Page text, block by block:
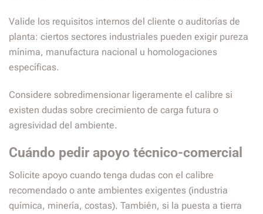
Valide los requisitos internos del cliente o auditorías de
planta: ciertos sectores industriales pueden exigir pureza
mínima, manufactura nacional u homologaciones
específicas.
Considere sobredimensionar ligeramente el calibre si
existen dudas sobre crecimiento de carga futura o
agresividad del ambiente.
Cuándo pedir apoyo técnico-comercial
Solicite apoyo cuando tenga dudas con el calibre
recomendado o ante ambientes exigentes (industria
química, minería, costas). También, si la puesta a tierra